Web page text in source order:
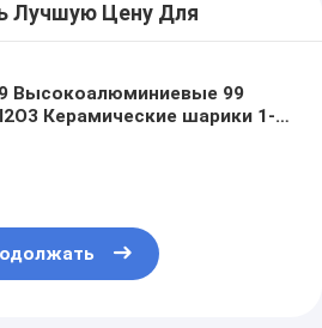
Лучшую Цену Для
Высокоалюминиевые 99
Керамические шарики 1-